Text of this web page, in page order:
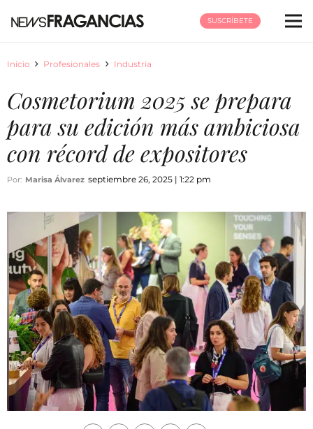
SUSCRÍBETE
Inicio Profesionales Industria
Cosmetorium 2025 se prepara
para su edición más ambiciosa
con récord de expositores
Por: Marisa Álvarez septiembre 26, 2025 | 1:22 pm